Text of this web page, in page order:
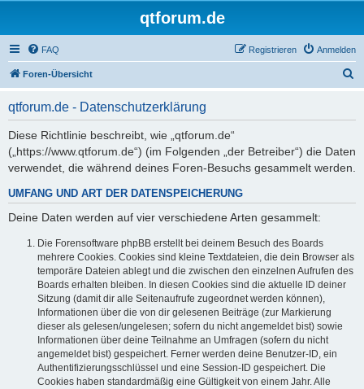
qtforum.de
FAQ Anmelden
Registrieren
Foren-Übersicht
qtforum.de - Datenschutzerklärung
Diese Richtlinie beschreibt, wie „qtforum.de“
(„https://www.qtforum.de“) (im Folgenden „der Betreiber“) die Daten
verwendet, die während deines Foren-Besuchs gesammelt werden.
UMFANG UND ART DER DATENSPEICHERUNG
Deine Daten werden auf vier verschiedene Arten gesammelt:
Die Forensoftware phpBB erstellt bei deinem Besuch des Boards
mehrere Cookies. Cookies sind kleine Textdateien, die dein Browser als
temporäre Dateien ablegt und die zwischen den einzelnen Aufrufen des
Boards erhalten bleiben. In diesen Cookies sind die aktuelle ID deiner
Sitzung (damit dir alle Seitenaufrufe zugeordnet werden können),
Informationen über die von dir gelesenen Beiträge (zur Markierung
dieser als gelesen/ungelesen; sofern du nicht angemeldet bist) sowie
Informationen über deine Teilnahme an Umfragen (sofern du nicht
angemeldet bist) gespeichert. Ferner werden deine Benutzer-ID, ein
Authentifizierungsschlüssel und eine Session-ID gespeichert. Die
Cookies haben standardmäßig eine Gültigkeit von einem Jahr. Alle